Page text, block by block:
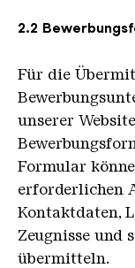
2.2
Für die
unserer
Formular
erforderlichen
Kontaktdaten,
Zeugnisse und
übermitteln.